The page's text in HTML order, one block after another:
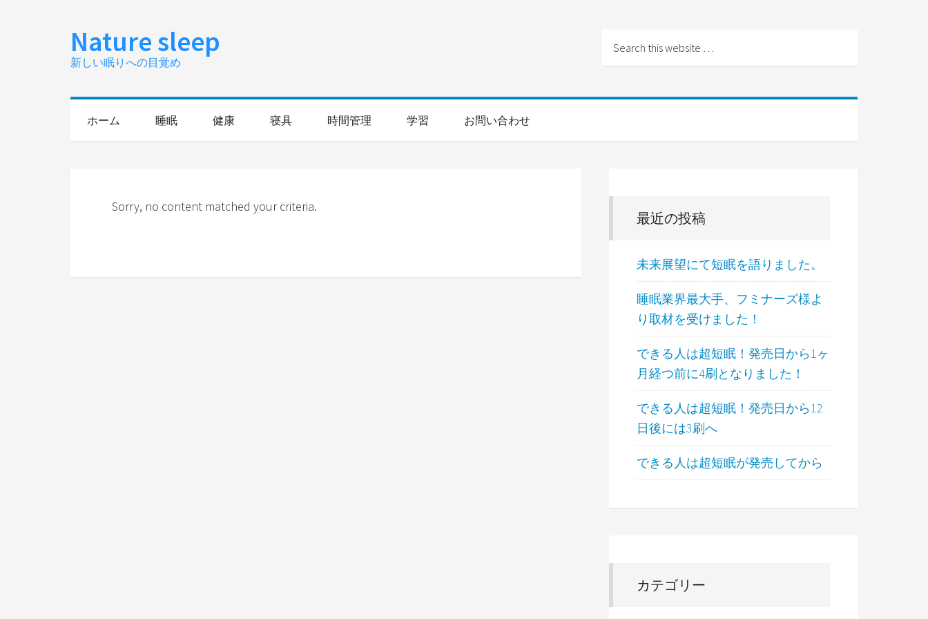
Nature sleep
新しい眠りへの目覚め
ホーム 睡眠 健康 寝具 時間管理 学習 お問い合わせ
Sorry, no content matched your criteria.
最近の投稿
未来展望にて短眠を語りました。
睡眠業界最大手、フミナーズ様よ
り取材を受けました！
できる人は超短眠！発売日から1ヶ
月経つ前に4刷となりました！
できる人は超短眠！発売日から12
日後には3刷へ
できる人は超短眠が発売してから
カテゴリー